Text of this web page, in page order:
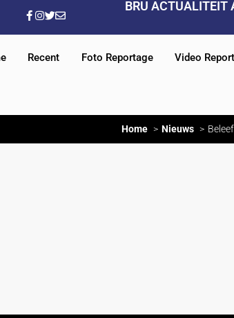
BRU ACTUALITEIT
Recent Foto Reportage Video
Home Nieuws